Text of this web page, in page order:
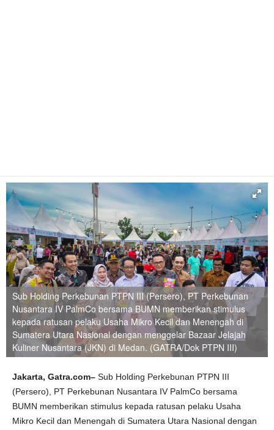
Sub Holding Perkebunan PTPN III (Persero), PT Perkebunan
Nusantara IV PalmCo bersama BUMN memberikan stimulus
kepada ratusan pelaku Usaha Mikro Kecil dan Menengah di
Sumatera Utara Nasional dengan menggelar Bazaar Jelajah
Kuliner Nusantara (JKN) di Medan. (GATRA/Dok PTPN III)
Jakarta, Gatra.com– Sub Holding Perkebunan PTPN III
(Persero), PT Perkebunan Nusantara IV PalmCo bersama
BUMN memberikan stimulus kepada ratusan pelaku Usaha
Mikro Kecil dan Menengah di Sumatera Utara Nasional dengan